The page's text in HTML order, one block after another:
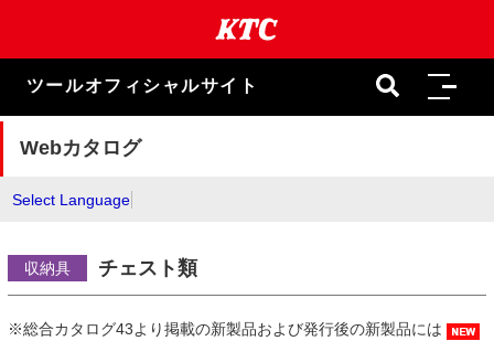
ま
キ
ツールオフィシャルサイト
Webカタログ
Select Language
収納具 チェスト類
※総合カタログ43より掲載の新製品および発行後の新製品には